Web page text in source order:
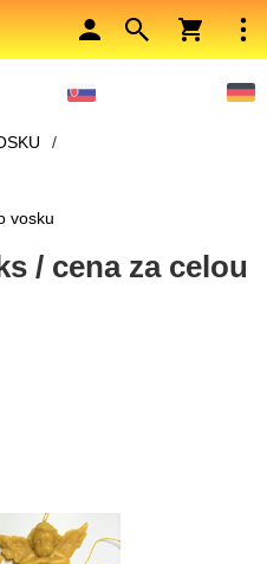
/
vosku
/ cena za celou